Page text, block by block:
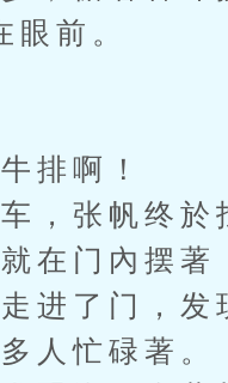
眼前。
排啊！
张帆终於
门內摆著
了门，发
人忙碌著。